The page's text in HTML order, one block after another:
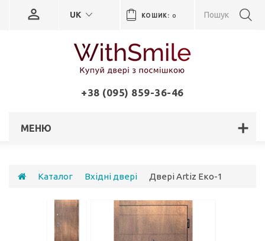
КОШИК: 0
UK
+38 (095) 859-36-46
МЕНЮ
Каталог Вхідні двері Двері Artiz Еко-1